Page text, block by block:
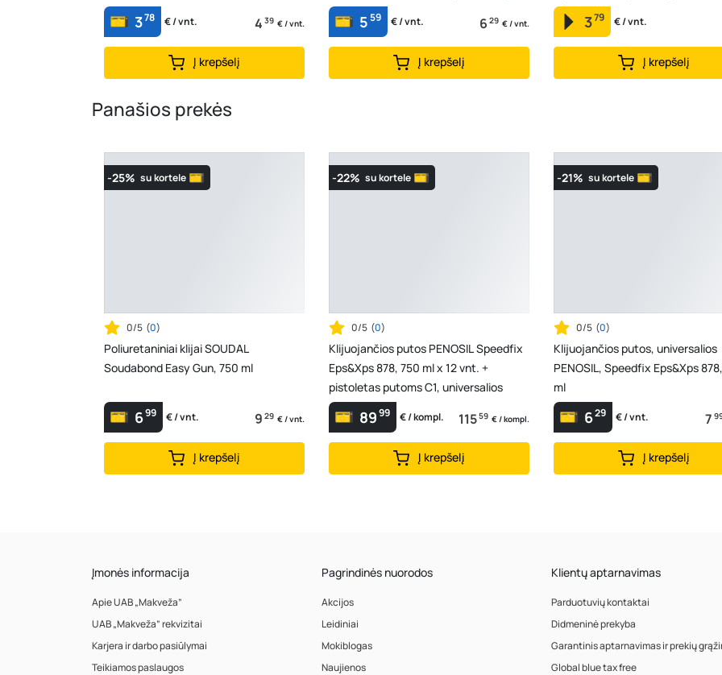
378 € / vnt. 4 39 € / vnt.
Į krepšelį
užpildant ert...
559 € / vnt. 6 29 € / vnt.
Į krepšelį
379 € / vnt.
Į krepšelį
Panašios prekės
-25% su kortele
0/5 (0)
Poliuretaniniai klijai SOUDAL
Soudabond Easy Gun, 750 ml
699 € / vnt. 9 29 € / vnt.
Į krepšelį
-22% su kortele
0/5 (0)
Klijuojančios putos PENOSIL Speedfix
Eps&Xps 878, 750 ml x 12 vnt. +
pistoletas putoms C1, universalios
8999 € / kompl. 11559 € / kompl.
Į krepšelį
-21% su kortele
0/5 (0)
Klijuojančios putos, universalios
PENOSIL, Speedfix Eps&Xps
ml
629 € / vnt. 7
Į krepšelį
Įmonės informacija
Apie UAB „Makveža”
UAB „Makveža” rekvizitai
Karjera ir darbo pasiūlymai
Teikiamos paslaugos
Pagrindinės nuorodos
Akcijos
Leidiniai
Mokiblogas
Naujienos
Klientų aptarnavimas
Parduotuvių kontaktai
Didmeninė prekyba
Garantinis aptarnavimas ir prekių
Global blue tax free